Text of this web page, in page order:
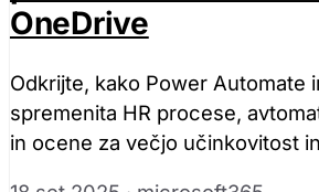
OneDrive
Odkrijte, kako Power Automate
spremenita HR procese,
in ocene za večjo učinkovitost